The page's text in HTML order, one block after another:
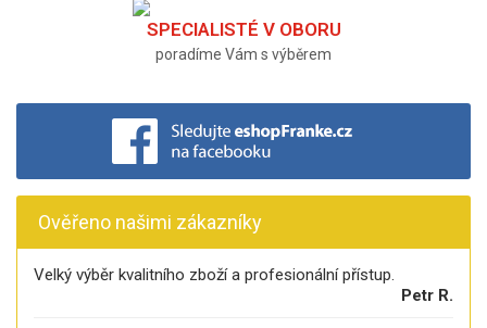
SPECIALISTÉ V OBORU
poradíme Vám s výběrem
Ověřeno našimi zákazníky
Velký výběr kvalitního zboží a profesionální přístup.
Petr R.